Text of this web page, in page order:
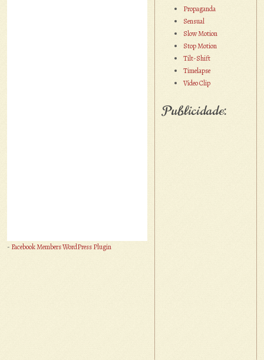
- Facebook Members WordPress Plugin
Propaganda
Sensual
Slow Motion
Stop Motion
Tilt-Shift
Timelapse
Vídeo Clip
Publicidade: